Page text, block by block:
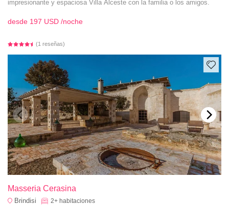
impresionante y espaciosa Villa Alceste con la familia o los amigos.
desde 197 USD /noche
(1 reseñas)
Masseria Cerasina
Brindisi 2+ habitaciones